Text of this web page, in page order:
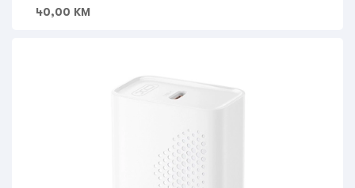
40,00 KM